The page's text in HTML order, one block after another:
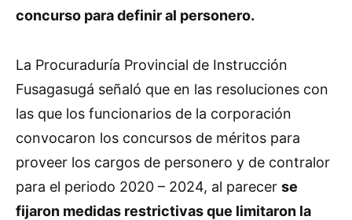
concurso para definir al personero.
La Procuraduría Provincial de Instrucción
Fusagasugá señaló que en las resoluciones con
las que los funcionarios de la corporación
convocaron los concursos de méritos para
proveer los cargos de personero y de contralor
para el periodo 2020 – 2024, al parecer se
fijaron medidas restrictivas que limitaron la